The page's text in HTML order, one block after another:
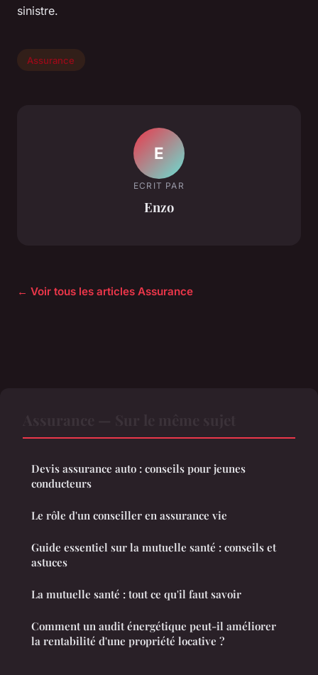
sinistre.
Assurance
E
ECRIT PAR
Enzo
← Voir tous les articles Assurance
Devis assurance auto : conseils pour jeunes
conducteurs
Le rôle d'un conseiller en assurance vie
Guide essentiel sur la mutuelle santé : conseils et
astuces
La mutuelle santé : tout ce qu'il faut savoir
Comment un audit énergétique peut-il améliorer
la rentabilité d'une propriété locative ?